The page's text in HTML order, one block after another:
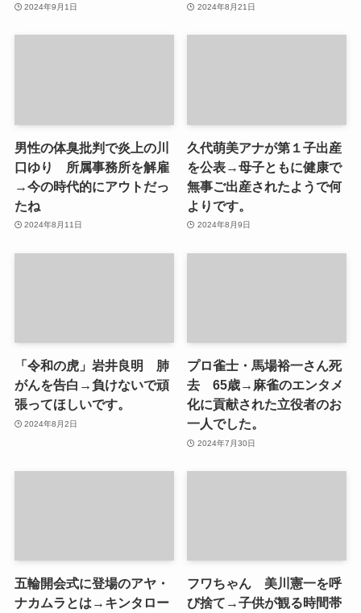
2024年9月1日 2024年8月21日
男性の体臭批判で炎上の川
口ゆり 所属事務所を解雇
→今の時代的にアウトだっ
たね
2024年8月11日
久代萌美アナが第１子出産
を公表→母子ともに健康で
無事ご出産されたようで何
よりです。
2024年8月9日
「令和の虎」岩井良明 肺
がんを告白→負けないで頑
張ってほしいです。
2024年8月2日
プロ雀士・馬場裕一さん死
去 65歳→麻雀のエンタメ
化に貢献された立役者のお
一人でした。
2024年7月30日
五輪開会式に登場のアヤ・
ナカムラとは→キンタロー
フワちゃん 美川憲一を呼
び捨て→子供が観る時間帯